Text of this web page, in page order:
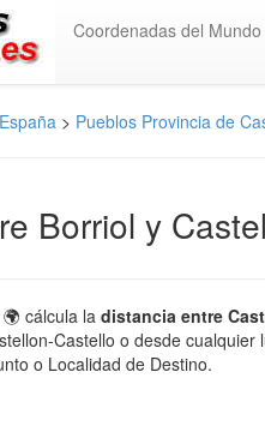
Coordenadas del Mundo
> Pueblos Provincia de
Borriol y
cálcula la distancia entre
Castello o desde
o Localidad de Destino.